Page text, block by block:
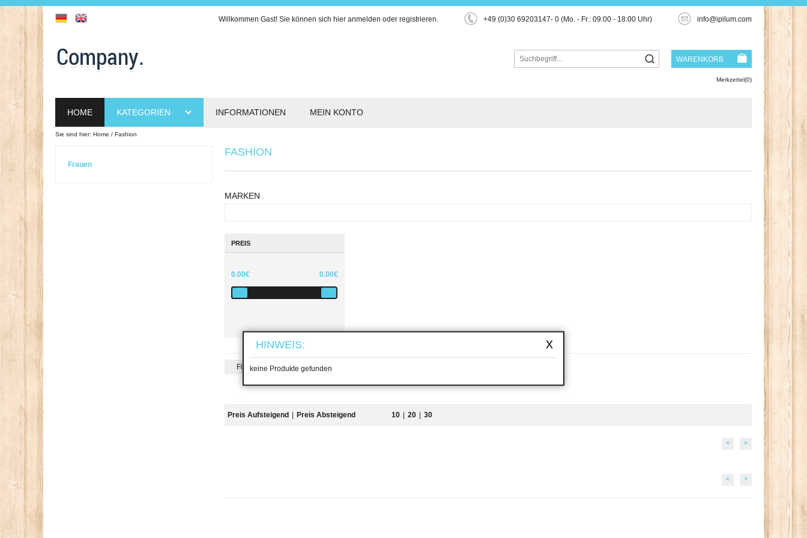
Willkommen Gast! Sie können sich hier anmelden oder registrieren. +49 (0)30 69203147- 0 (Mo. - Fr.: 09:00 - 18:00 Uhr) info@ipilum.com
WARENKORB
Merkzettel(0)
HOME KATEGORIEN INFORMATIONEN MEIN KONTO
Sie sind hier: Home Fashion
Frauen
FASHION
MARKEN
PREIS
0.00€ 0.00€
Filterung aufheben
Preis Aufsteigend Preis Absteigend 10 20 30
< >
< >
HINWEIS:
keine Produkte gefunden
x